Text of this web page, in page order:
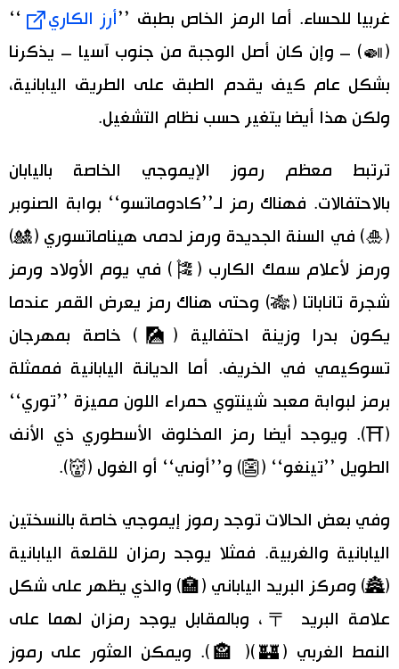
غربيا للحساء. أما الرمز الخاص بطبق ’’أرز الكاري
‘‘
(🍛) – وإن كان أصل الوجبة من جنوب آسيا – يذكرنا
بشكل عام كيف يقدم الطبق على الطريق اليابانية،
ولكن هذا أيضا يتغير حسب نظام التشغيل.
ترتبط معظم رموز الإيموجي الخاصة باليابان
بالاحتفالات. فهناك رمز لـ’’كادوماتسو‘‘ بوابة الصنوبر
(🎍) في السنة الجديدة ورمز لدمى هيناماتسوري (🎎)
ورمز لأعلام سمك الكارب (🎏) في يوم الأولاد ورمز
شجرة تاناباتا (🎋) وحتى هناك رمز يعرض القمر عندما
يكون بدرا وزينة احتفالية (🎑) خاصة بمهرجان
تسوكيمي في الخريف. أما الديانة اليابانية فممثلة
برمز لبوابة معبد شينتوي حمراء اللون مميزة ’’توري‘‘
(⛩️). ويوجد أيضا رمز المخلوق الأسطوري ذي الأنف
الطويل ’’تينغو‘‘ (👺) و’’أوني‘‘ أو الغول (👹).
وفي بعض الحالات توجد رموز إيموجي خاصة بالنسختين
اليابانية والغربية. فمثلا يوجد رمزان للقلعة اليابانية
(🏯) ومركز البريد الياباني (🏣) والذي يظهر على شكل
علامة البريد 〒، وبالمقابل يوجد رمزان لهما على
النمط الغربي (🏰)( 🏤). ويمكن العثور على رموز